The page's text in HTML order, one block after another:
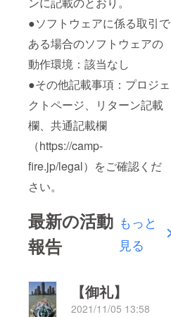
●ソフトウェアに係る取引で
ある場合のソフトウェアの
動作環境：該当なし
●その他記載事項：プロジェ
クトページ、リターン記載
欄、共通記載欄
（https://camp-
fire.jp/legal）をご確認くだ
さい。
最新の活動
報告
もっと
見る
【御礼】
2021/11/05 13:58